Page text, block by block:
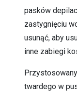
pasków
zastygnięciu
usunąć, aby
inne zabiegi
twardego w